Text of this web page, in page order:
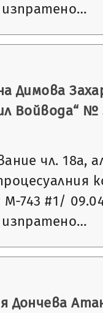
Димова
Войвода“ №
чл. 18а,
743 #1/
Дончева